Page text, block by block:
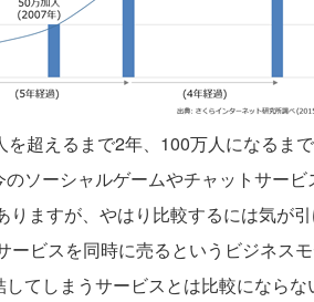
超えるまで2年、100万人になるま
ソーシャルゲームやチャットサー
ますが、やはり比較するには気が
ービスを同時に売るというビジネス
てしまうサービスとは比較になら